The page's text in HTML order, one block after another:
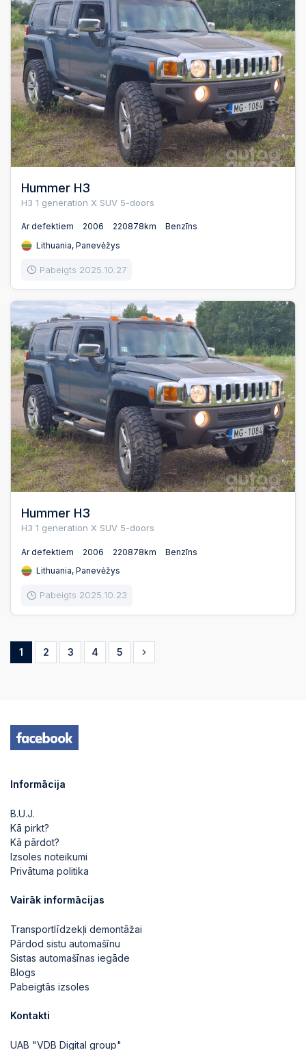
Hummer H3
H3 1 generation X SUV 5-doors
Ar defektiem 2006 220878km
Benzīns
Lithuania, Panevėžys
Pabeigts 2025.10.27
Hummer H3
H3 1 generation X SUV 5-doors
Ar defektiem 2006 220878km
Benzīns
Lithuania, Panevėžys
Pabeigts 2025.10.23
1 2 3 4 5
Informācija
B.U.J.
Kā pirkt?
Kā pārdot?
Izsoles noteikumi
Privātuma politika
Vairāk informācijas
Transportlīdzekļi demontāžai
Pārdod sistu automašīnu
Sistas automašīnas iegāde
Blogs
Pabeigtās izsoles
Kontakti
UAB "VDB Digital group"